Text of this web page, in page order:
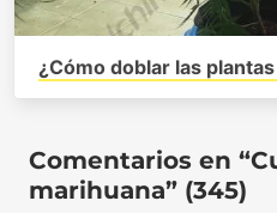
¿Cómo doblar las
Comentarios en
marihuana” (345)